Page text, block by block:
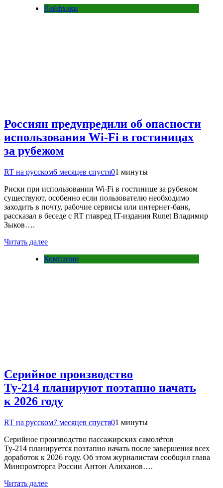
Лайфхаки
Россиян предупредили об опасности
использования Wi-Fi в гостиницах
за рубежом
RT на русском6 месяцев спустя01 минуты
Риски при использовании Wi-Fi в гостинице за рубежом
существуют, особенно если пользователю необходимо
заходить в почту, рабочие сервисы или интернет-банк,
рассказал в беседе с RT главред IT-издания Runet Владимир
Зыков….
Читать далее
Компании
Серийное производство
Ту-214 планируют поэтапно начать
к 2026 году
RT на русском7 месяцев спустя01 минуты
Серийное производство пассажирских самолётов
Ту-214 планируется поэтапно начать после завершения всех
доработок к 2026 году. Об этом журналистам сообщил глава
Минпромторга России Антон Алиханов….
Читать далее